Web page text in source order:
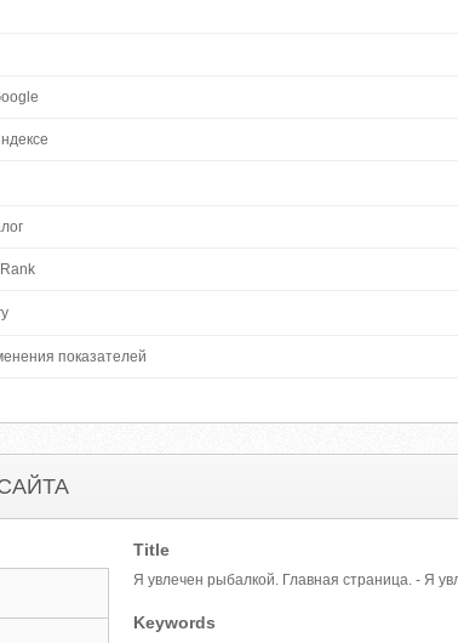
показателей
Title
Я увлечен рыбалкой. Главная страница. - Я
Keywords